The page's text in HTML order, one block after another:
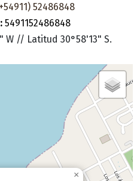
52486848
5491152486848
W // Latitud 30°58'13" S.